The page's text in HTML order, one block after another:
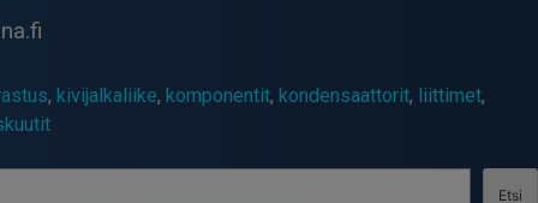
, kivijalkaliike, komponentit, kondensaattorit, liittimet,
Etsi